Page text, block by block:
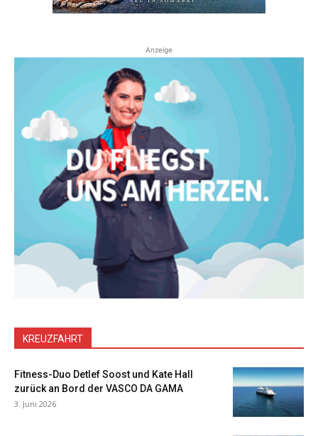
Anzeige
KREUZFAHRT
Fitness-Duo Detlef Soost und Kate Hall
zurück an Bord der VASCO DA GAMA
3. Juni 2026